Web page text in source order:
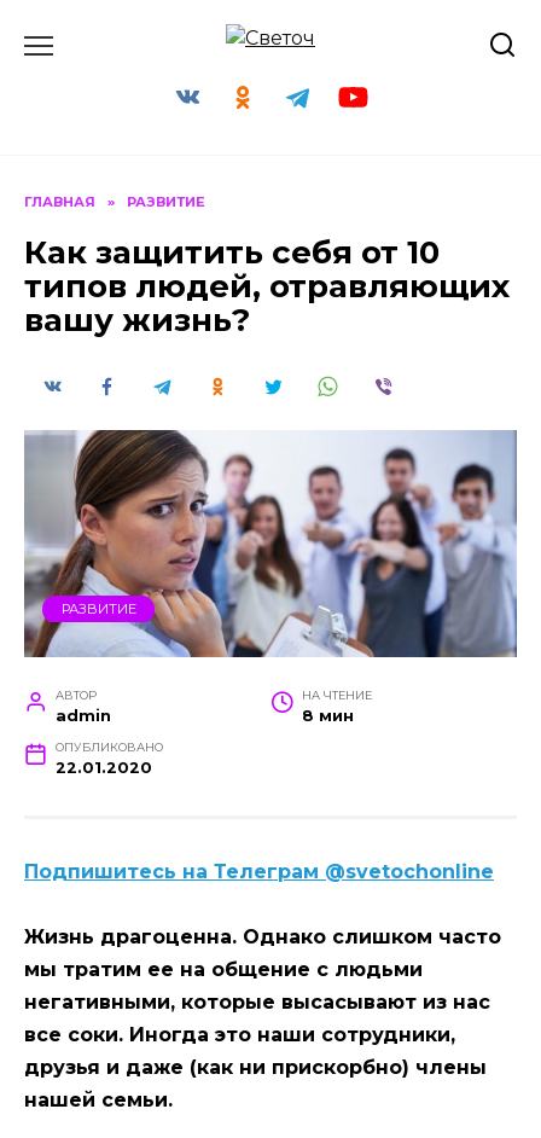
ГЛАВНАЯ » РАЗВИТИЕ
Как защитить себя от 10
типов людей, отравляющих
вашу жизнь?
РАЗВИТИЕ
АВТОР
admin
НА ЧТЕНИЕ
8 мин
ОПУБЛИКОВАНО
22.01.2020
Подпишитесь на Телеграм @svetochonline
Жизнь драгоценна. Однако слишком часто
мы тратим ее на общение с людьми
негативными, которые высасывают из нас
все соки. Иногда это наши сотрудники,
друзья и даже (как ни прискорбно) члены
нашей семьи.